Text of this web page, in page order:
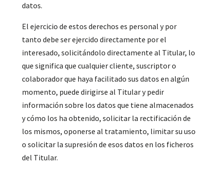
datos.
El ejercicio de estos derechos es personal y por
tanto debe ser ejercido directamente por el
interesado, solicitándolo directamente al Titular, lo
que significa que cualquier cliente, suscriptor o
colaborador que haya facilitado sus datos en algún
momento, puede dirigirse al Titular y pedir
información sobre los datos que tiene almacenados
y cómo los ha obtenido, solicitar la rectificación de
los mismos, oponerse al tratamiento, limitar su uso
o solicitar la supresión de esos datos en los ficheros
del Titular.